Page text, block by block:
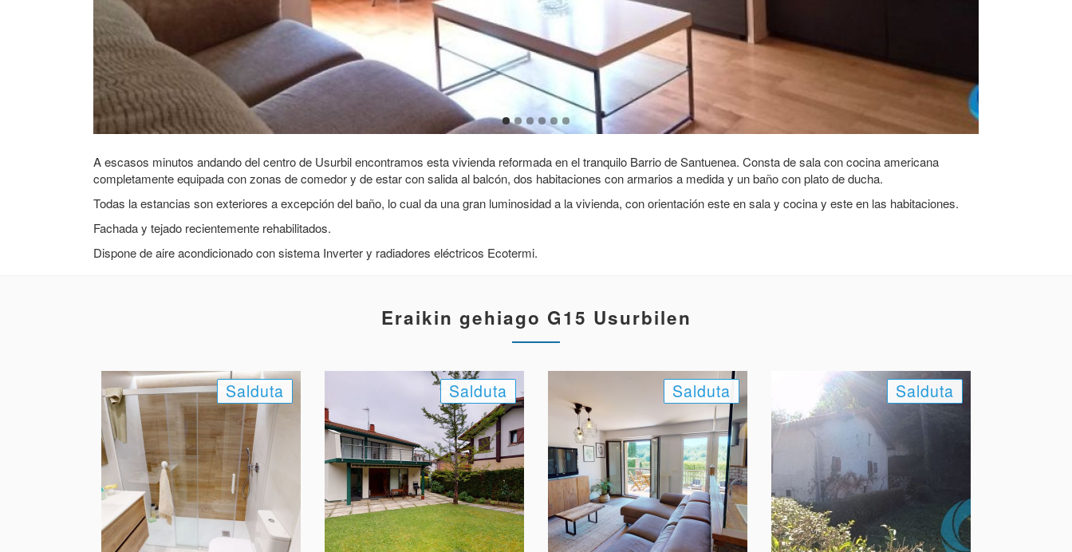
A escasos minutos andando del centro de Usurbil encontramos esta vivienda reformada en el tranquilo Barrio de Santuenea. Consta de sala con cocina americana
completamente equipada con zonas de comedor y de estar con salida al balcón, dos habitaciones con armarios a medida y un baño con plato de ducha.
Todas la estancias son exteriores a excepción del baño, lo cual da una gran luminosidad a la vivienda, con orientación este en sala y cocina y este en las habitaciones.
Fachada y tejado recientemente rehabilitados.
Dispone de aire acondicionado con sistema Inverter y radiadores eléctricos Ecotermi.
Eraikin gehiago G15 Usurbilen
Salduta Salduta Salduta Salduta